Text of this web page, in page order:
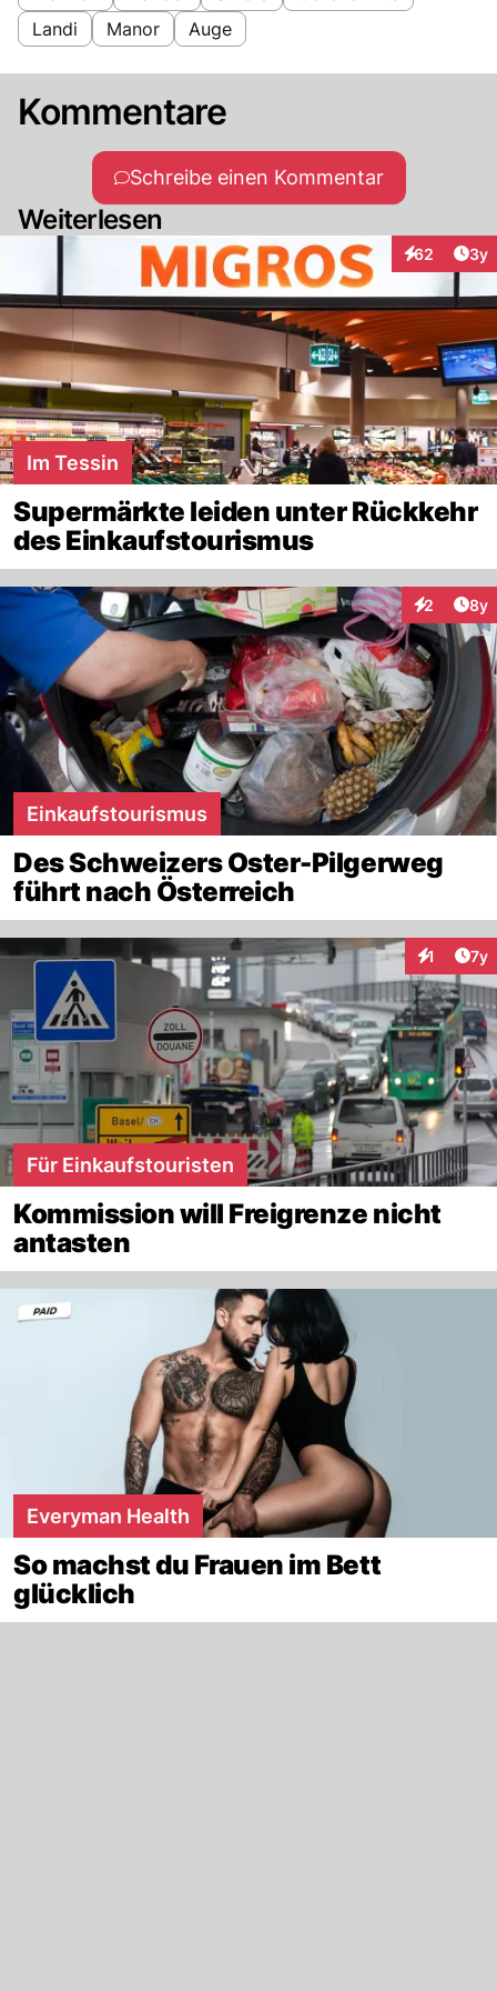
Landi
Manor Auge
Kommentare
Schreibe einen Kommentar
Weiterlesen
62
Interaktionen
3y
Im Tessin
Supermärkte leiden unter Rückkehr
des Einkaufstourismus
2 8y
Einkaufstourismus
Des Schweizers Oster-Pilgerweg
führt nach Österreich
1 7y
Für Einkaufstouristen
Kommission will Freigrenze nicht
antasten
Everyman Health
So machst du Frauen im Bett
glücklich